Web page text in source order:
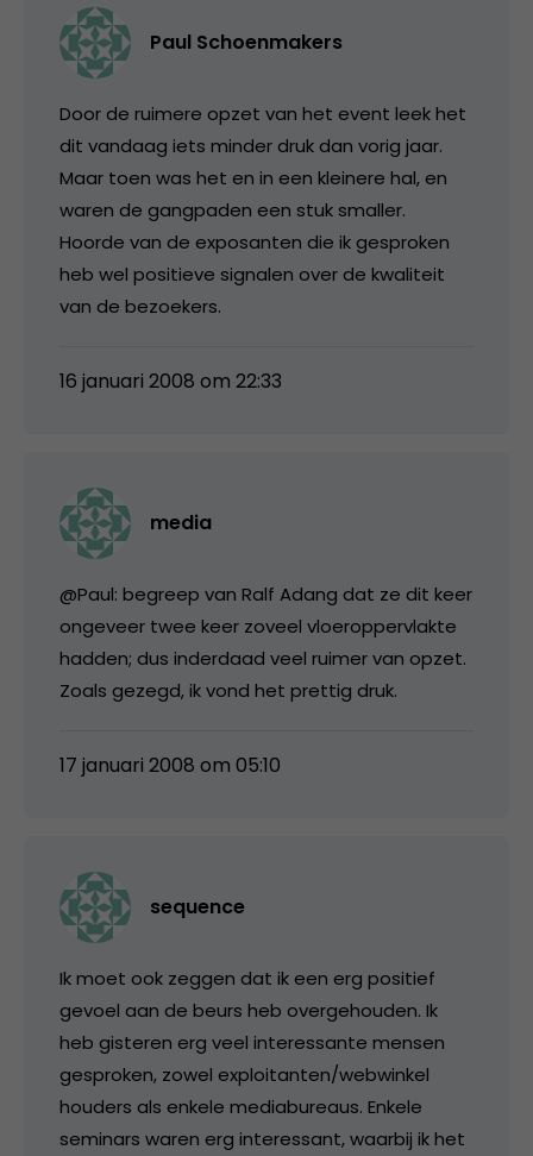
Paul Schoenmakers
Door de ruimere opzet van het event leek het
dit vandaag iets minder druk dan vorig jaar.
Maar toen was het en in een kleinere hal, en
waren de gangpaden een stuk smaller.
Hoorde van de exposanten die ik gesproken
heb wel positieve signalen over de kwaliteit
van de bezoekers.
16 januari 2008 om 22:33
media
@Paul: begreep van Ralf Adang dat ze dit keer
ongeveer twee keer zoveel vloeroppervlakte
hadden; dus inderdaad veel ruimer van opzet.
Zoals gezegd, ik vond het prettig druk.
17 januari 2008 om 05:10
sequence
Ik moet ook zeggen dat ik een erg positief
gevoel aan de beurs heb overgehouden. Ik
heb gisteren erg veel interessante mensen
gesproken, zowel exploitanten/webwinkel
houders als enkele mediabureaus. Enkele
seminars waren erg interessant, waarbij ik het